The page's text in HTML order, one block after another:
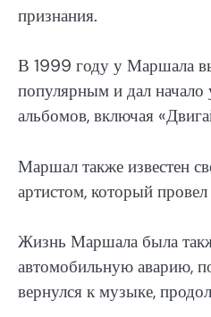
признания.
В 1999 году у Маршала
популярным и дал
альбомов, включая
Маршал также известен
артистом, который
Жизнь Маршала была
автомобильную аварию,
вернулся к музыке,